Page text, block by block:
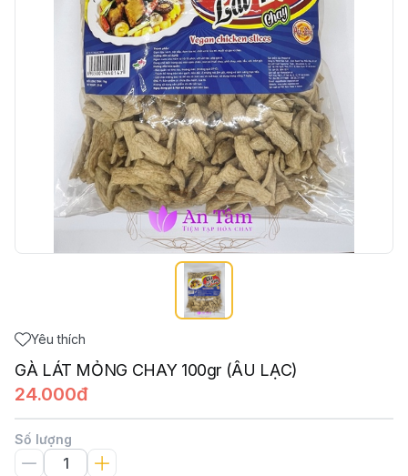
Yêu thích
GÀ LÁT MỎNG CHAY 100gr (ÂU LẠC)
24.000đ
Số lượng